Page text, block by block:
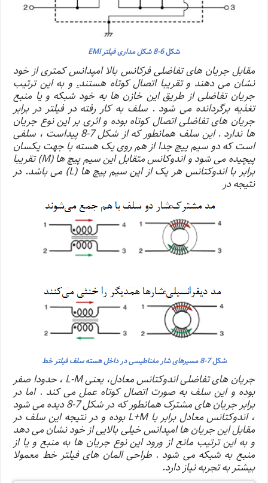
شکل6-8 شکل مداری فیلتر EMI
مقابل جریان های تفاضلی فرکانس بالا امپدانس کمتری از خود
نشان می دهند و تقریبا اتصال کوتاه هستند.و به این ترتیب
جریان تفاضلی از طریق این خازن ها به خود شبکه و یا منبع
تغذیه برگردانده می شود . سلف به کار رفته در فیلتر در برابر
جریان های تفاضلی اتصال کوتاه بوده و اثری بر این نوع جریان
ها ندارد . این سلف همانطور که از شکل 7-8 پیداست ، سلفی
است که دو سیم پیچ جدا از هم روی یک هسته با جهت یکسان
پیچیده می شود و اندوکانس متقابل این سیم پیچ ها (M) تقریبا
برابر با اندوکتانس هر یک از این سیم پیچ ها (L) می باشد. در
نتیجه در
شکل7-8 مسیرهای شار مغناطیسی در داخل هسته سلف فیلتر خط
جریان های تفاضلی اندوکتانس معادل، یعنی L-M ، حدودا صفر
بوده و این سلف به صورت اتصال کوتاه عمل می کند . اما در
برابر جریان های مشترک همانطور که در شکل 7-8 دیده می شود
، اندوکتانس معادل برابر با L+M بوده و در نتیجه این سلف در
مقابل این جریان ها امپدانس خیلی بالایی از خود نشان می دهد
و به این ترتیب مانع از ورود این نوع جریان ها به منبع و یا از
منبع به شبکه می شود . طراحی المان های فیلتر خط معمولا
بیشتر به تجربه نیاز دارد.